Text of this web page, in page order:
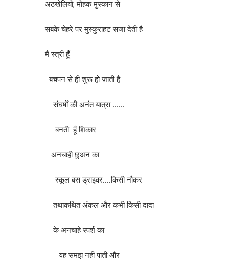
अठखेलियों, मोहक मुस्कान से
सबके चेहरे पर मुस्कुराहट सजा देती है
मैं स्त्री हूँ
बचपन से ही शुरू हो जाती है
संघर्षों की अनंत यात्रा ……
बनती हूँ शिकार
अनचाही छुअन का
स्कूल बस ड्राइवर….किसी नौकर
तथाकथित अंकल और कभी किसी दादा
के अनचाहे स्पर्श का
वह समझ नहीं पाती और